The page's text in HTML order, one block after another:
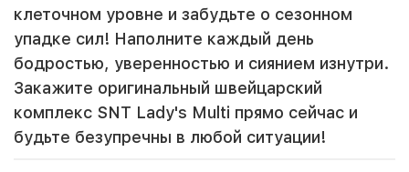
клеточном уровне и забудьте о сезонном
упадке сил! Наполните каждый день
бодростью, уверенностью и сиянием изнутри.
Закажите оригинальный швейцарский
комплекс SNT Lady's Multi прямо сейчас и
будьте безупречны в любой ситуации!